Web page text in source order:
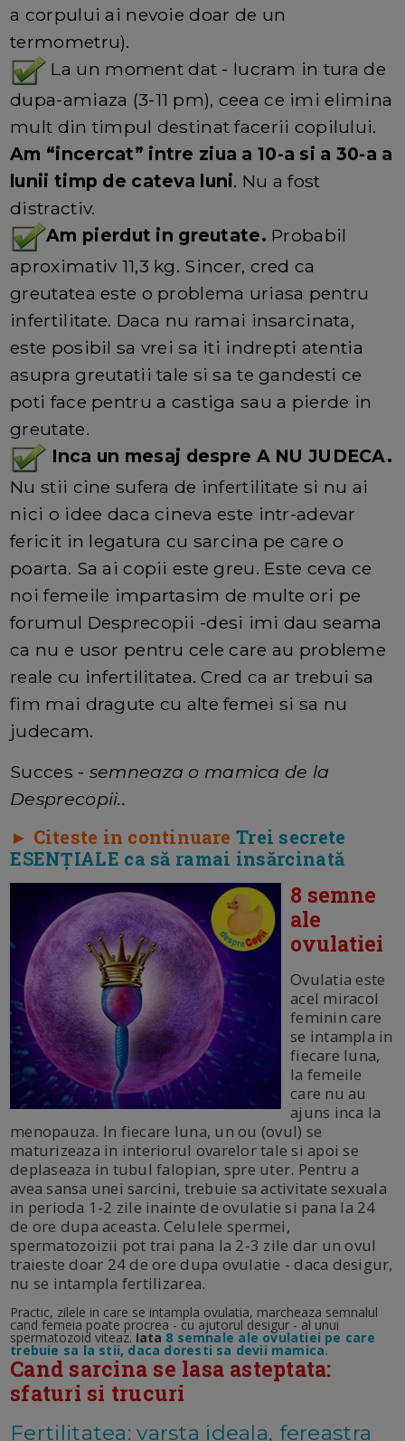
a corpului ai nevoie doar de un
termometru).
La un moment dat - lucram in tura de
dupa-amiaza (3-11 pm), ceea ce imi elimina
mult din timpul destinat facerii copilului.
Am “incercat” intre ziua a 10-a si a 30-a a
lunii timp de cateva luni. Nu a fost
distractiv.
Am pierdut in greutate. Probabil
aproximativ 11,3 kg. Sincer, cred ca
greutatea este o problema uriasa pentru
infertilitate. Daca nu ramai insarcinata,
este posibil sa vrei sa iti indrepti atentia
asupra greutatii tale si sa te gandesti ce
poti face pentru a castiga sau a pierde in
greutate.
Inca un mesaj despre A NU JUDECA.
Nu stii cine sufera de infertilitate si nu ai
nici o idee daca cineva este intr-adevar
fericit in legatura cu sarcina pe care o
poarta. Sa ai copii este greu. Este ceva ce
noi femeile impartasim de multe ori pe
forumul Desprecopii -desi imi dau seama
ca nu e usor pentru cele care au probleme
reale cu infertilitatea. Cred ca ar trebui sa
fim mai dragute cu alte femei si sa nu
judecam.
Succes - semneaza o mamica de la
Desprecopii..
► Citeste in continuare Trei secrete
ESENȚIALE ca să ramai insărcinată
8 semne
ale
ovulatiei
Ovulatia este
acel miracol
feminin care
se intampla in
fiecare luna,
la femeile
care nu au
ajuns inca la
menopauza. In fiecare luna, un ou (ovul) se
maturizeaza in interiorul ovarelor tale si apoi se
deplaseaza in tubul falopian, spre uter. Pentru a
avea sansa unei sarcini, trebuie sa activitate sexuala
in perioda 1-2 zile inainte de ovulatie si pana la 24
de ore dupa aceasta. Celulele spermei,
spermatozoizii pot trai pana la 2-3 zile dar un ovul
traieste doar 24 de ore dupa ovulatie - daca desigur,
nu se intampla fertilizarea.
Practic, zilele in care se intampla ovulatia, marcheaza semnalul
cand femeia poate procrea - cu ajutorul desigur - al unui
spermatozoid viteaz. Iata 8 semnale ale ovulatiei pe care
trebuie sa la stii, daca doresti sa devii mamica.
Cand sarcina se lasa asteptata:
sfaturi si trucuri
Fertilitatea: varsta ideala, fereastra